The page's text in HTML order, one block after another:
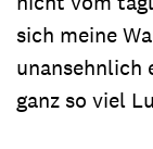
sich meine
unansehnlich
ganz so viel